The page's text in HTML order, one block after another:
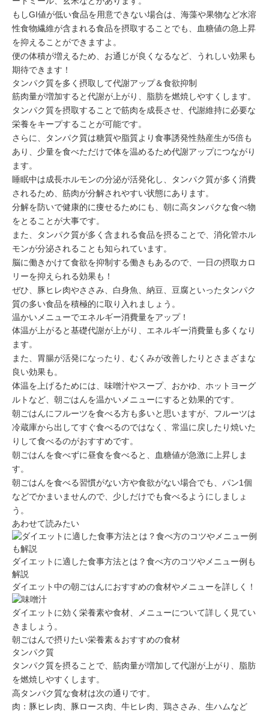
もしGI値が低い食品を用意できない場合は、 海藻や果物など水溶
性食物繊維が含まれる食品を摂取することでも、血糖値の急上昇
を抑えることができますよ。
便の体積が増えるため、お通じが良くなるなど、うれしい効果も
期待できます！
タンパク質を多く摂取して代謝アップ＆食欲抑制
筋肉量が増加すると代謝が上がり、脂肪を燃焼しやすくします。
タンパク質を摂取することで筋肉を成長させ、代謝維持に必要な
栄養をキープすることが可能です。
さらに、タンパク質は糖質や脂質より食事誘発性熱産生が5倍も
あり、少量を食べただけで体を温めるため代謝アップにつながり
ます。
睡眠中は成長ホルモンの分泌が活発化し、タンパク質が多く消費
されるため、筋肉が分解されやすい状態にあります。
分解を防いで健康的に痩せるためにも、朝に高タンパクな食べ物
をとることが大事です。
また、タンパク質が多く含まれる食品を摂ることで、消化管ホル
モンが分泌されることも知られています。
脳に働きかけて食欲を抑制する働きもあるので、一日の摂取カロ
リーを抑えられる効果も！
ぜひ、豚ヒレ肉やささみ、白身魚、納豆、豆腐といったタンパク
質の多い食品を積極的に取り入れましょう。
温かいメニューでエネルギー消費量をアップ！
体温が上がると基礎代謝が上がり、エネルギー消費量も多くなり
ます。
また、胃腸が活発になったり、むくみが改善したりとさまざまな
良い効果も。
体温を上げるためには、味噌汁やスープ、おかゆ、ホットヨーグ
ルトなど、 朝ごはんを温かいメニューにする と効果的です。
朝ごはんにフルーツを食べる方も多いと思いますが、フルーツは
冷蔵庫から出してすぐ食べるのではなく、常温に戻したり焼いた
りして食べるのがおすすめです。
朝ごはんを食べずに昼食を食べると、血糖値が急激に上昇しま
す。
朝ごはんを食べる習慣がない方や食欲がない場合でも、パン1個
などでかまいませんので、少しだけでも食べるようにしましょ
う。
あわせて読みたい
ダイエットに適した食事方法とは？食べ方のコツやメニュー例も
解説
ダイエット中の朝ごはんにおすすめの食材やメニューを詳しく！
ダイエットに効く栄養素や食材、メニューについて詳しく見てい
きましょう。
朝ごはんで摂りたい栄養素＆おすすめの食材
タンパク質
タンパク質を摂ることで、筋肉量が増加して代謝が上がり、脂肪
を燃焼しやすくします。
高タンパク質な食材は次の通りです。
肉：豚ヒレ肉、豚ロース肉、牛ヒレ肉、鶏ささみ、生ハムなど